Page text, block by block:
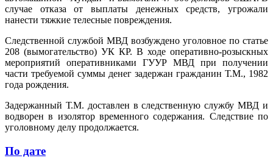
случае отказа от выплаты денежных средств, угрожали
нанести тяжкие телесные повреждения.
Следственной службой МВД возбуждено уголовное по статье
208 (вымогательство) УК КР. В ходе оперативно-розыскных
мероприятий оперативниками ГУУР МВД при получении
части требуемой суммы денег задержан гражданин Т.М., 1982
года рождения.
Задержанный Т.М. доставлен в следственную службу МВД и
водворен в изолятор временного содержания. Следствие по
уголовному делу продолжается.
По дате